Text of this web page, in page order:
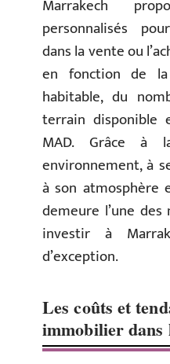
Marrakech
personnalisés
dans la vente ou
en fonction de
habitable, du
terrain disponible
MAD. Grâce à
environnement, à
à son atmosphère
demeure l’une
investir à
d’exception.
Les coûts et
immobilier dans